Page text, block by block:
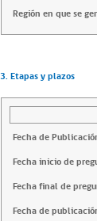
Región en que se
3. Etapas y plazos
Fecha de
Fecha inicio de
Fecha final de
Fecha de